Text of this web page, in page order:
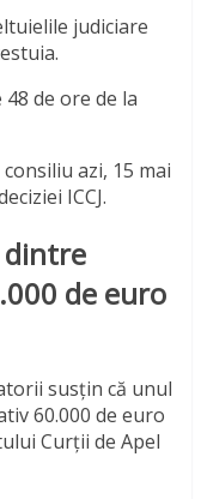
judiciare
de ore de la
azi, 15 mai
ICCJ.
dintre
de euro
susțin că unul
60.000 de euro
Curții de Apel